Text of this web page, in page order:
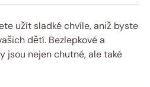
užít sladké chvíle, aniž byste
dětí. Bezlepkové a
jsou nejen chutné, ale také